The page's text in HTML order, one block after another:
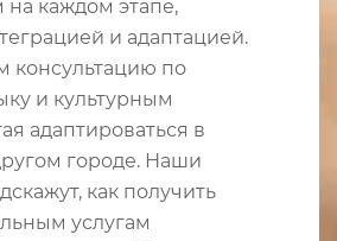
каждом этапе,
и адаптацией.
консультацию по
и культурным
адаптироваться в
городе. Наши
как получить
услугам